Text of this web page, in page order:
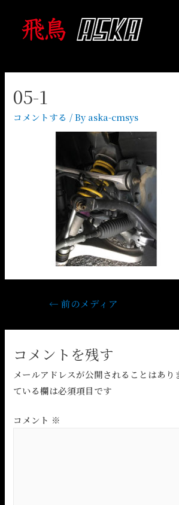
05-1
コメントする / By aska-cmsys
← 前のメディア
コメントを残す
メールアドレスが公開されることはあり
ている欄は必須項目です
コメント ※